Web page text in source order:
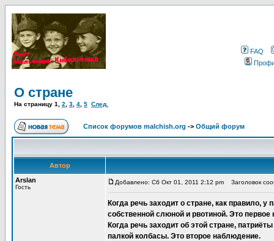
FAQ
О стране
На страницу 1 2 3 4 5 След.
Список форумов malchish.org -> Общий форум
Автор
Arslan
Гость
Добавлено: Сб Окт 01, 2011 2:12 pm Заголовок
Когда речь заходит о стране, как правило,
собственной слюной и рвотиной. Это
Когда речь заходит об этой стране,
палкой колбасы. Это второе наблюдение.